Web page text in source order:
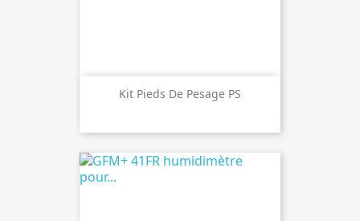
Kit Pieds De Pesage PS